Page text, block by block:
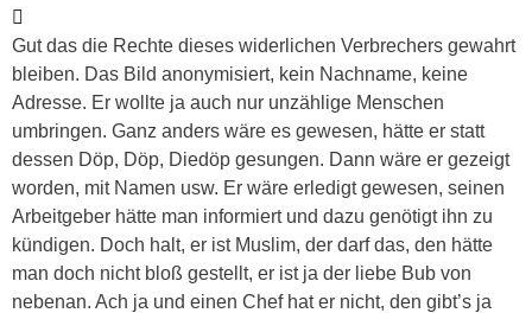
Gut das die Rechte dieses widerlichen Verbrechers gewahrt
bleiben. Das Bild anonymisiert, kein Nachname, keine
Adresse. Er wollte ja auch nur unzählige Menschen
umbringen. Ganz anders wäre es gewesen, hätte er statt
dessen Döp, Döp, Diedöp gesungen. Dann wäre er gezeigt
worden, mit Namen usw. Er wäre erledigt gewesen, seinen
Arbeitgeber hätte man informiert und dazu genötigt ihn zu
kündigen. Doch halt, er ist Muslim, der darf das, den hätte
man doch nicht bloß gestellt, er ist ja der liebe Bub von
nebenan. Ach ja und einen Chef hat er nicht, den gibt’s ja